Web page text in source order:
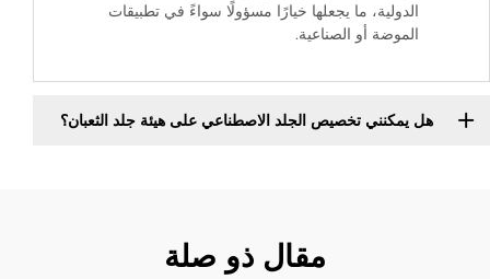
الدولية، ما يجعلها خيارًا مسؤولًا سواءً في تطبيقات
الموضة أو الصناعية.
هل يمكنني تخصيص الجلد الاصطناعي على هيئة جلد الثعبان؟
مقال ذو صلة